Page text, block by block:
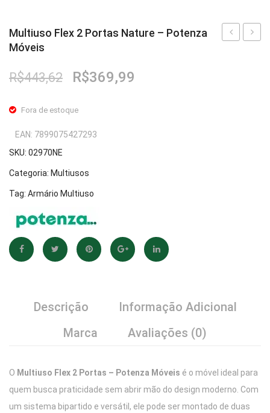
Multiuso Flex 2 Portas Nature – Potenza
Móveis
R$443,62
O
original
R$443,62.
R$369,99
Fora de estoque
SKU: 02970NE
Categoria: Multiusos
Tag: Armário Multiuso
EAN: 7899075427293
Descrição
Informação Adicional
Marca
Avaliações (0)
O Multiuso Flex 2 Portas – Potenza Móveis é o móvel ideal para
quem busca praticidade sem abrir mão do design moderno. Com
um sistema bipartido e versátil, ele pode ser montado de duas